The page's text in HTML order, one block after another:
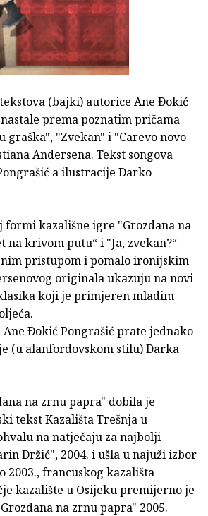
(bajki) autorice Ane Ðokić
prema poznatim pričama
graška", "Zvekan" i "Carevo novo
Andersena. Tekst songova
a ilustracije Darko
formi kazališne igre "Grozdana na
na krivom putu“ i "Ja, zvekan?“
pristupom i pomalo ironijskim
originala ukazuju na novi
koji je primjeren mladim
Ðokić Pongrašić prate jednako
(u alanfordovskom stilu) Darka
na zrnu papra" dobila je
tekst Kazališta Trešnja u
na natječaju za najbolji
Držić", 2004. i ušla u najuži izbor
2003., francuskog kazališta
kazalište u Osijeku premijerno je
na zrnu papra" 2005.